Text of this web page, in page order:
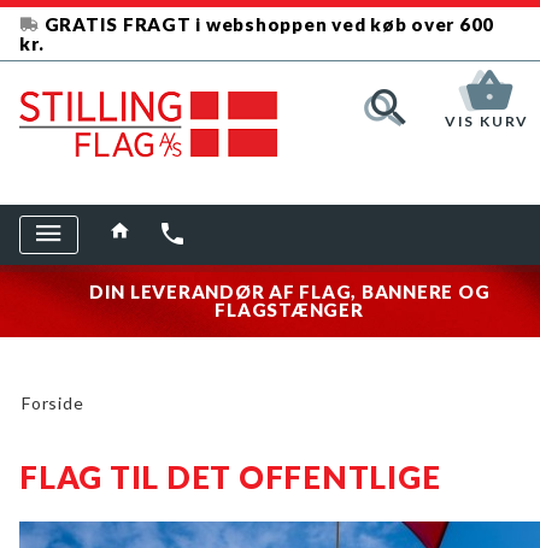
GRATIS FRAGT i webshoppen ved køb over 600
kr.
VIS KURV
DIN LEVERANDØR AF FLAG, BANNERE OG
FLAGSTÆNGER
Forside
FLAG TIL DET OFFENTLIGE